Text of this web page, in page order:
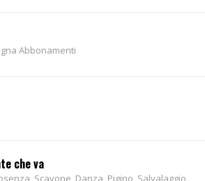
Abbonamenti
che va
Scavone, Danza, Pigino, Salvalaggio